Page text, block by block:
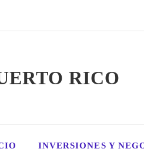
RICO
INVERSIONES Y